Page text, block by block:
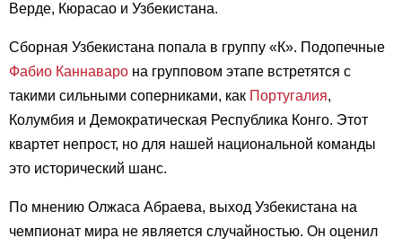
Верде, Кюрасао и Узбекистана.
Сборная Узбекистана попала в группу «К». Подопечные
Фабио Каннаваро на групповом этапе встретятся с
такими сильными соперниками, как Португалия,
Колумбия и Демократическая Республика Конго. Этот
квартет непрост, но для нашей национальной команды
это исторический шанс.
По мнению Олжаса Абраева, выход Узбекистана на
чемпионат мира не является случайностью. Он оценил